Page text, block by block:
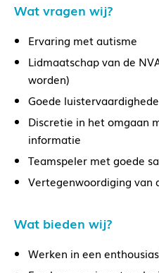
Wat vragen wij?
Ervaring met autisme
Lidmaatschap van de
worden)
Goede
Discretie in het omgaan
informatie
Teamspeler met goede
Vertegenwoordiging van
Wat bieden wij?
Werken in een